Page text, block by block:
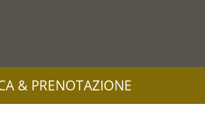
& PRENOTAZIONE